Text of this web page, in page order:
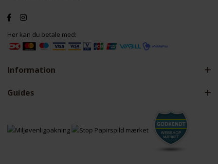
Her kan du betale med:
Information
Guides